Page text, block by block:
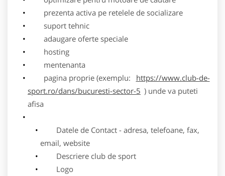
prezenta activa pe retelele de socializare
suport tehnic
adaugare oferte speciale
hosting
mentenanta
pagina proprie (exemplu:
https://www.club-de-
sport.ro/dans/bucuresti-sector-5 ) unde va puteti
afisa
Datele de Contact - adresa, telefoane, fax,
email, website
Descriere club de sport
Logo